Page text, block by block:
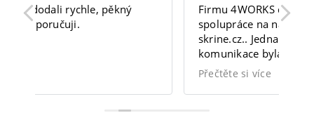
Firmu 4WORKS doporučuji. Velice dobrá
spolupráce na našem webu cizek-
skrine.cz.. Jednal se mnou pan Peterec,
komunikace byla opravdu vynikající a